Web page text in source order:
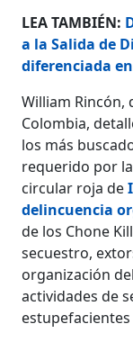
LEA TAMBIÉN:
a la Salida de
diferenciada
William Rincón,
Colombia,
los más
requerido por
circular roja de
delincuencia
de los Chone
secuestro,
organización
actividades de